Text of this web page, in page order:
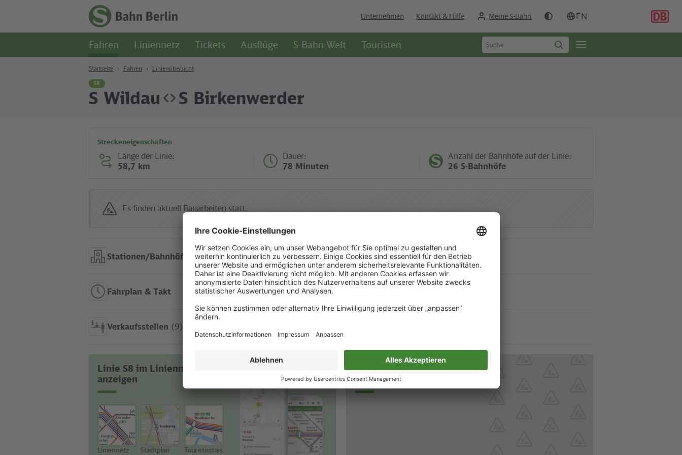
Zur
Startseite
-
S-
Bahn
Berlin
Unternehmen Kontakt & Hilfe Meine S-Bahn EN
Fahren Liniennetz Tickets Ausflüge S-Bahn-Welt Touristen
Suchbegriff
eingeben
Suche
starten
Öffne
Seitennavigation
Startseite Fahren Linienübersicht
S8
S Wildau S Birkenwerder
Streckeneigenschaften
Länge der Linie:
58,7 km
Dauer:
78 Minuten
Anzahl der Bahnhöfe auf der Linie:
26 S-Bahnhöfe
Es finden aktuell Bauarbeiten statt.
Stationen/Bahnhöfe (26)
Fahrplan & Takt
Verkaufsstellen (9)
Linie S8 im Liniennetz
anzeigen
Liniennetz Stadtplan
Touristisches
Aktuelle Baumaßnahmen an
der Linie S8